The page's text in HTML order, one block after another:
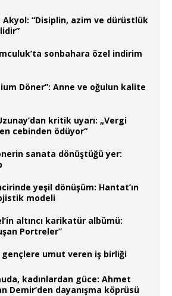
Akyol: “Disiplin, azim ve dürüstlük
sonbahara özel indirim
Döner”: Anne ve oğulun kalite
kritik uyarı: „Vergi
cebinden ödüyor“
sanata dönüştüğü yer:
yeşil dönüşüm: Hantat’ın
modeli
altıncı karikatür albümü:
Portreler”
gençlere umut veren iş birliği
kadınlardan güce: Ahmet
Demir’den dayanışma köprüsü